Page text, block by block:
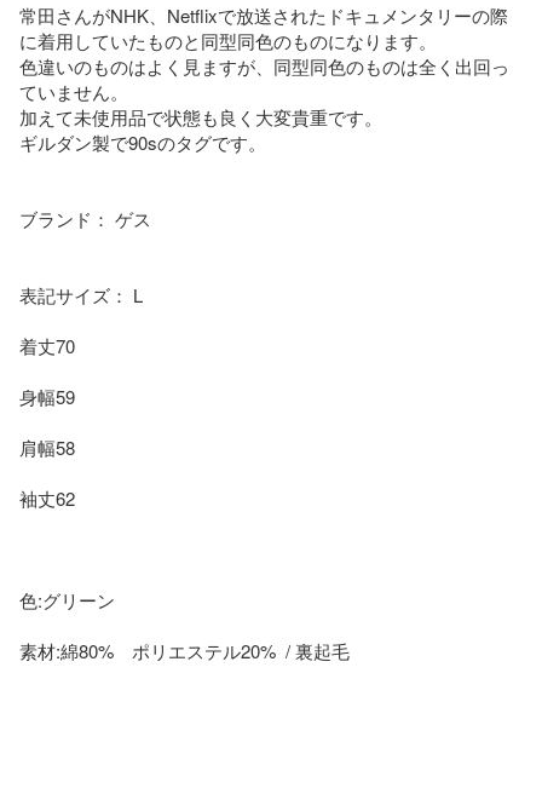
常田さんがNHK、Netflixで放送されたドキュメンタリーの際
に着用していたものと同型同色のものになります。
色違いのものはよく見ますが、同型同色のものは全く出回っ
ていません。
加えて未使用品で状態も良く大変貴重です。
ギルダン製で90sのタグです。
ブランド： ゲス
表記サイズ： L
着丈70
身幅59
肩幅58
袖丈62
色:グリーン
素材:綿80%　ポリエステル20%  / 裏起毛